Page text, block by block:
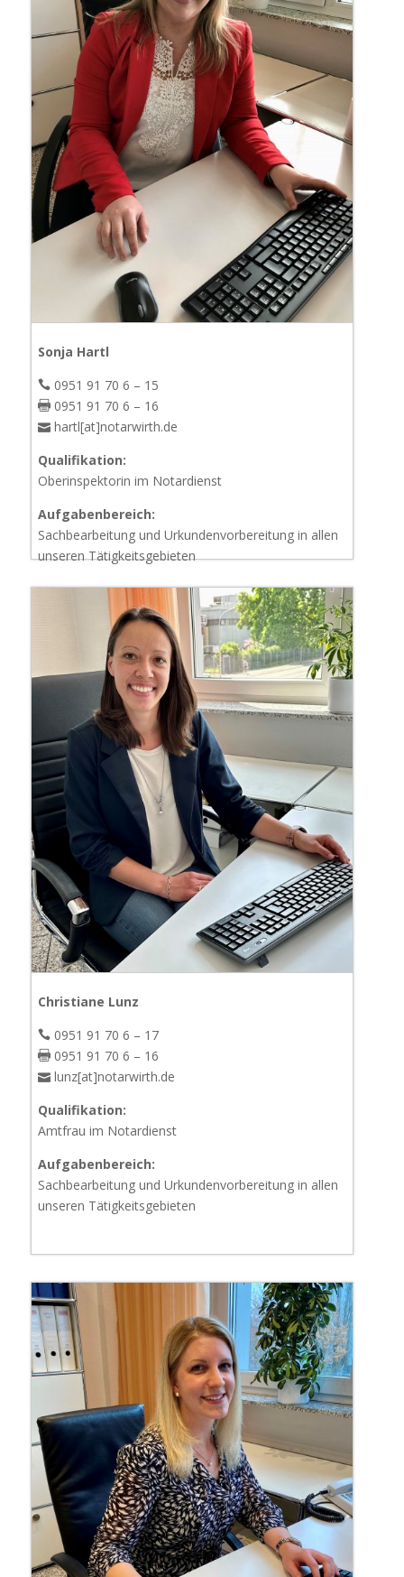
Sonja Hartl
0951 91 70 6 – 15
0951 91 70 6 – 16
hartl[at]notarwirth.de
Qualifikation:
Oberinspektorin im Notardienst
Aufgabenbereich:
Sachbearbeitung und Urkundenvorbereitung in allen
unseren Tätigkeitsgebieten
Christiane Lunz
0951 91 70 6 – 17
0951 91 70 6 – 16
lunz[at]notarwirth.de
Qualifikation:
Amtfrau im Notardienst
Aufgabenbereich:
Sachbearbeitung und Urkundenvorbereitung in allen
unseren Tätigkeitsgebieten